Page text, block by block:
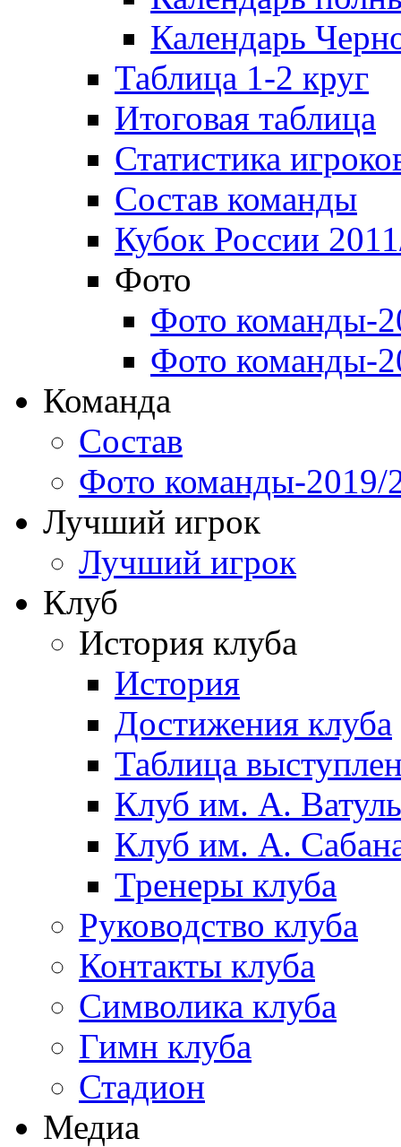
Календарь
Таблица 1-2 круг
Итоговая таблица
Статистика
Состав команды
Кубок России
Фото
Фото команды-
Фото команды-
Команда
Состав
Фото команды-2019/
Лучший игрок
Лучший игрок
Клуб
История клуба
История
Достижения клуба
Таблица
Клуб им. А.
Клуб им. А.
Тренеры клуба
Руководство клуба
Контакты клуба
Символика клуба
Гимн клуба
Стадион
Медиа